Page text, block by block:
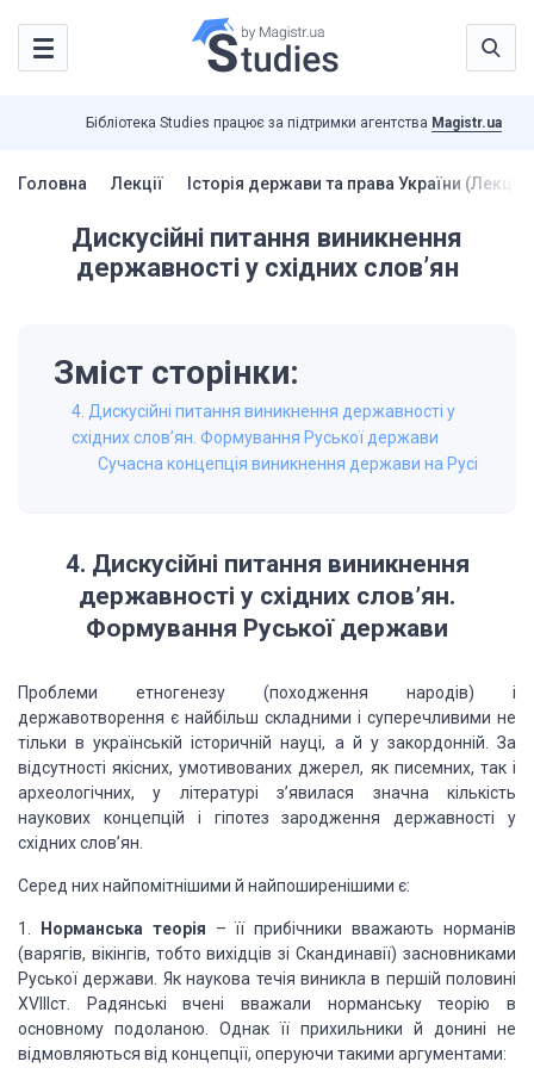
Бібліотека Studies працює за підтримки агентства Magistr.ua
Головна Лекції Історія держави та права України (Лекції)
Дискусійні питання виникнення
державності у східних слов’ян
Зміст сторінки:
4. Дискусійні питання виникнення державності у
східних слов’ян. Формування Руської держави
Сучасна концепція виникнення держави на Русі
4. Дискусійні питання виникнення
державності у східних слов’ян.
Формування Руської держави
Проблеми етногенезу (походження народів) і
державотворення є найбільш складними і суперечливими не
тільки в українській історичній науці, а й у закордонній. За
відсутності якісних, умотивованих джерел, як писемних, так і
археологічних, у літературі з’явилася значна кількість
наукових концепцій і гіпотез зародження державності у
східнихслов’ян.
Серед них найпомітнішими й найпоширенішими є:
1. Норманська теорія – її прибічники вважають норманів
(варягів, вікінгів, тобто вихідців зі Скандинавії) засновниками
Руської держави. Як наукова течія виникла в першій половині
XVIIIст. Радянські вчені вважали норманську теорію в
основному подоланою. Однак її прихильники й донині не
відмовляються від концепції, оперуючи такими аргументами: